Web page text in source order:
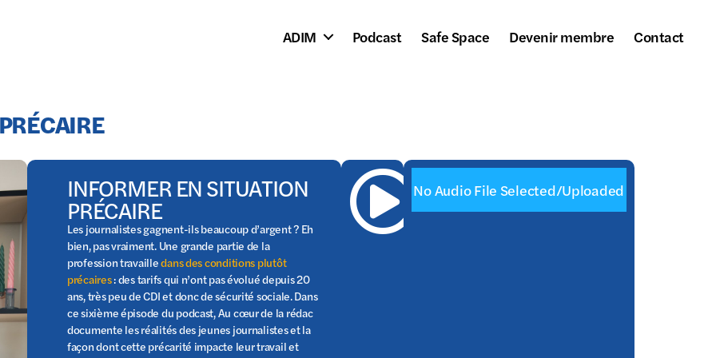
ADIM Podcast Safe Space Devenir membre Contact
INFORMER EN SITUATION
PRÉCAIRE
Les journalistes gagnent-ils beaucoup d’argent ? Eh
bien, pas vraiment. Une grande partie de la
profession travailledans des conditions plutôt
précaires: des tarifs qui n’ont pas évolué depuis 20
ans, très peu de CDI et donc de sécurité sociale. Dans
ce sixième épisode du podcast, Au cœur de la rédac
documente les réalités des jeunes journalistes et la
façon dont cette précarité impacte leur travail et
No Audio File Selected/Uploaded